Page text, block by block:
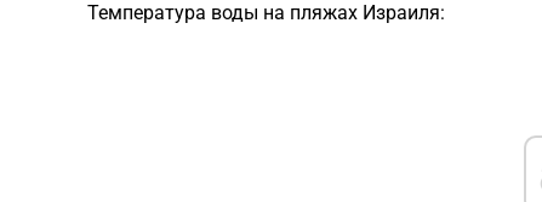
Температура воды на пляжах Израиля: